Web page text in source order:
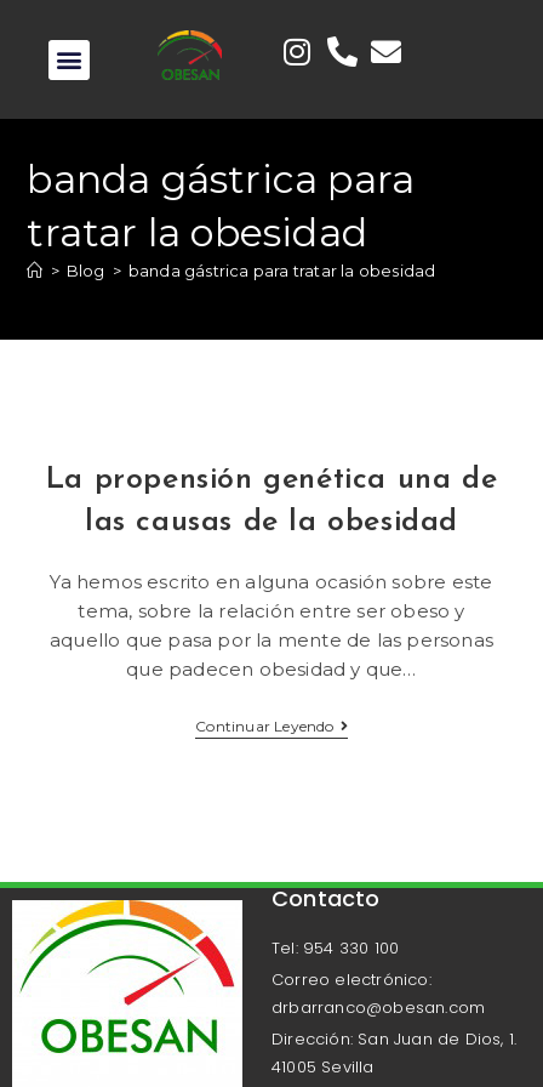
banda gástrica para
tratar la obesidad
> Blog > banda gástrica para tratar la obesidad
La propensión genética una de
las causas de la obesidad
Ya hemos escrito en alguna ocasión sobre este
tema, sobre la relación entre ser obeso y
aquello que pasa por la mente de las personas
que padecen obesidad y que…
Continuar Leyendo
Contacto
Tel: 954 330 100
Correo electrónico:
drbarranco@obesan.com
Dirección: San Juan de Dios, 1.
41005 Sevilla